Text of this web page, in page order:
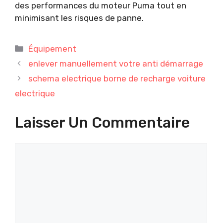
des performances du moteur Puma tout en
minimisant les risques de panne.
Catégories
Équipement
enlever manuellement votre anti démarrage
schema electrique borne de recharge voiture
electrique
Laisser Un Commentaire